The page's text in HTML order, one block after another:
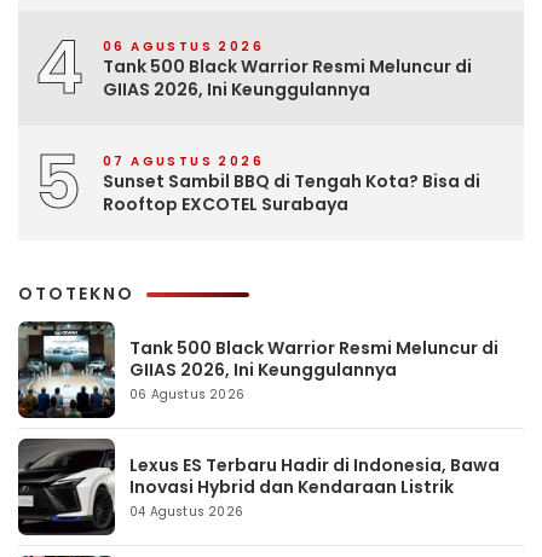
4 06 AGUSTUS 2026
Tank 500 Black Warrior Resmi Meluncur di
GIIAS 2026, Ini Keunggulannya
5 07 AGUSTUS 2026
Sunset Sambil BBQ di Tengah Kota? Bisa di
Rooftop EXCOTEL Surabaya
OTOTEKNO
Tank 500 Black Warrior Resmi Meluncur di
GIIAS 2026, Ini Keunggulannya
06 Agustus 2026
Lexus ES Terbaru Hadir di Indonesia, Bawa
Inovasi Hybrid dan Kendaraan Listrik
04 Agustus 2026